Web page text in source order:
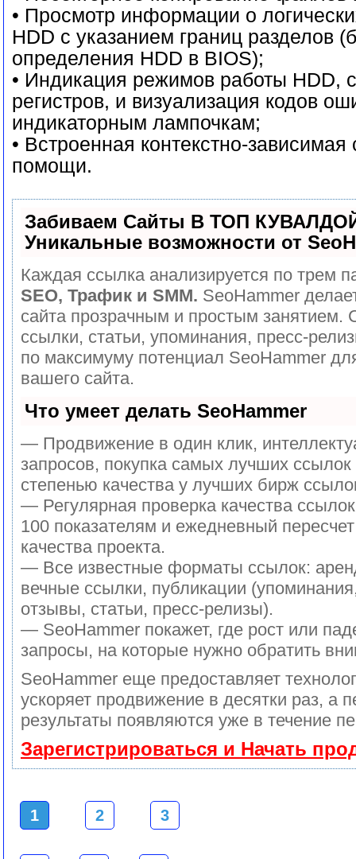
• Просмотр информации о
HDD с указанием границ разделов
определения HDD в BIOS);
• Индикация режимов работы HDD,
регистров, и визуализация кодов
индикаторным лампочкам;
• Встроенная контекстно-зависимая
помощи.
Забиваем Сайты В ТОП
Уникальные возможности от
Каждая ссылка анализируется по трем
SEO, Трафик и SMM. SeoHammer
сайта прозрачным и простым занятием.
ссылки, статьи, упоминания, пресс-
по максимуму потенциал SeoHammer
вашего сайта.
Что умеет делать SeoHammer
— Продвижение в один клик,
запросов, покупка самых лучших
степенью качества у лучших бирж
— Регулярная проверка качества
100 показателям и ежедневный
качества проекта.
— Все известные форматы ссылок:
вечные ссылки, публикации
отзывы, статьи, пресс-релизы).
— SeoHammer покажет, где рост или
запросы, на которые нужно обратить
SeoHammer еще предоставляет
ускоряет продвижение в десятки раз, а
результаты появляются уже в течение
Зарегистрироваться и Начать
1 2 3